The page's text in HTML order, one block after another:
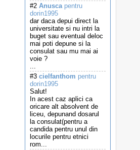
#2 Anuscapentru
dorin1995
dar daca depui direct la
universitate si nu intri la
buget sau eventual deloc
mai poti depune si la
consulat sau mu mai ai
voie ?
...
#3 cielfanthom pentru
dorin1995
Salut!
In acest caz aplici ca
oricare alt absolvent de
liceu, depunand dosarul
la consulat(pentru a
candida pentru unul din
locurile pentru etnici
rom...